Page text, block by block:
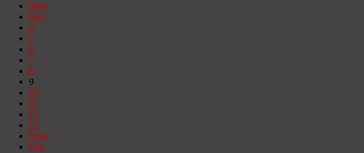
Start
Prev
4
5
6
7
8
9
10
11
12
13
Next
End